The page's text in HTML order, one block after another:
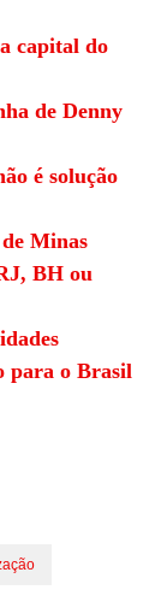
capital do
de Denny
é solução
Minas
BH ou
para o Brasil